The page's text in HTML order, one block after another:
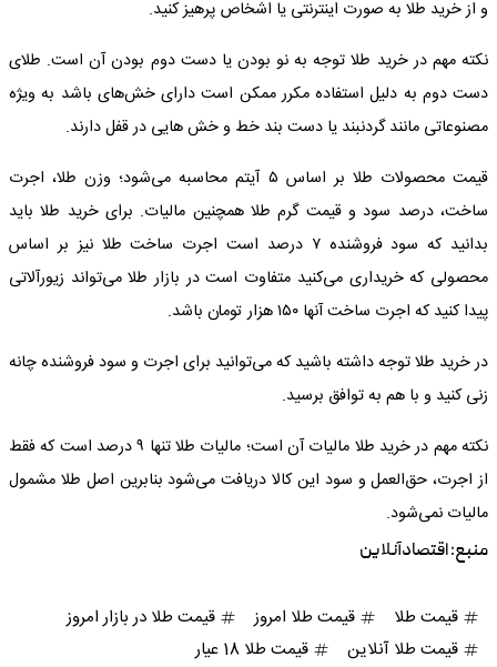
و از خرید طلا به صورت اینترنتی یا اشخاص پرهیز کنید.
نکته مهم در خرید طلا توجه به نو بودن یا دست دوم بودن آن است. طلای
دست دوم به دلیل استفاده مکرر ممکن است دارای خش‌های باشد به ویژه
مصنوعاتی مانند گردنبند یا دست بند خط و خش هایی در قفل دارند.
قیمت محصولات طلا بر اساس ۵ آیتم محاسبه می‌شود؛ وزن طلا، اجرت
ساخت، درصد سود و قیمت گرم طلا همچنین مالیات. برای خرید طلا باید
بدانید که سود فروشنده ۷ درصد است اجرت ساخت طلا نیز بر اساس
محصولی که خریداری می‌کنید متفاوت است در بازار طلا می‌تواند زیورآلاتی
پیدا کنید که اجرت ساخت آنها ۱۵۰ هزار تومان باشد.
در خرید طلا توجه داشته باشید که می‌توانید برای اجرت و سود فروشنده چانه
زنی کنید و با هم به توافق برسید.
نکته مهم در خرید طلا مالیات آن است؛ مالیات طلا تنها ۹ درصد است که فقط
از اجرت، حق‌العمل و سود این کالا دریافت می‌شود بنابرین اصل طلا مشمول
مالیات نمی‌شود.
منبع:اقتصادآنلاین
قیمت طلا قیمت طلا امروز
قیمت طلا در بازار امروز
قیمت طلا آنلاین
قیمت طلا 18 عیار